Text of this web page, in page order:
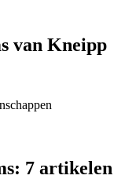
van Kneipp
7 artikelen